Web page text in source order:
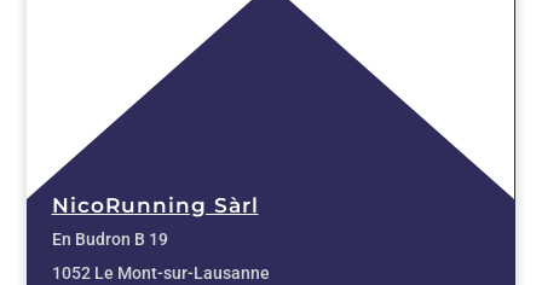
NicoRunning Sàrl
En Budron B 19
1052 Le Mont-sur-Lausanne